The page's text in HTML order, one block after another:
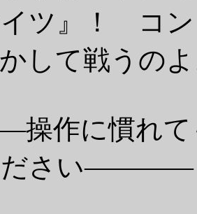
イツ』！ コ
して戦うの
に慣れて
ださい――――